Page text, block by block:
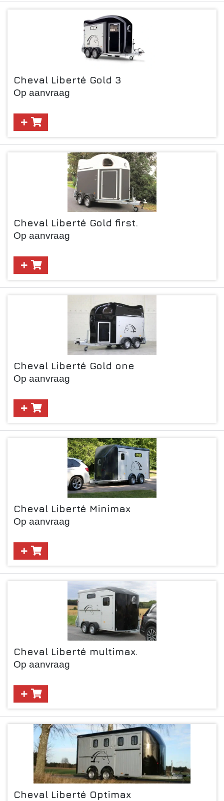
Cheval Liberté Gold 3
Op aanvraag
Cheval Liberté Gold first.
Op aanvraag
Cheval Liberté Gold one
Op aanvraag
Cheval Liberté Minimax
Op aanvraag
Cheval Liberté multimax.
Op aanvraag
Cheval Liberté Optimax